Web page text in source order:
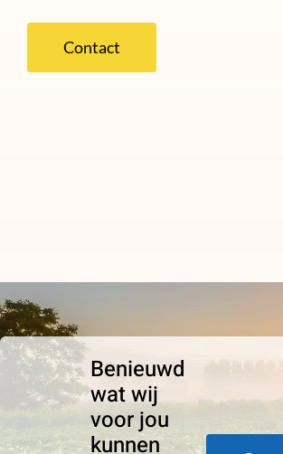
Contact
Benieuwd
wat wij
voor jou
kunnen